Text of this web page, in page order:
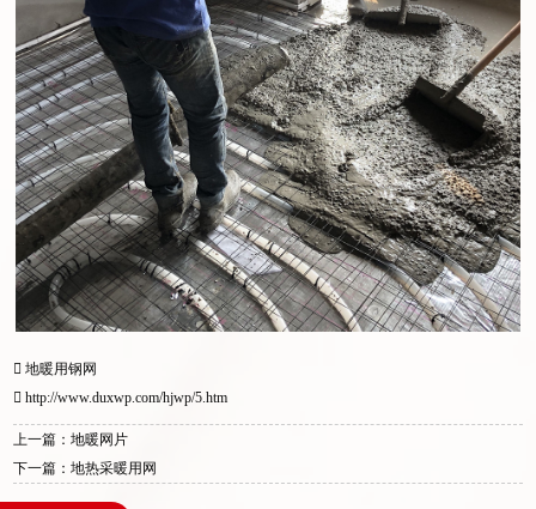
地暖用钢网
http://www.duxwp.com/hjwp/5.htm
上一篇：地暖网片
下一篇：地热采暖用网